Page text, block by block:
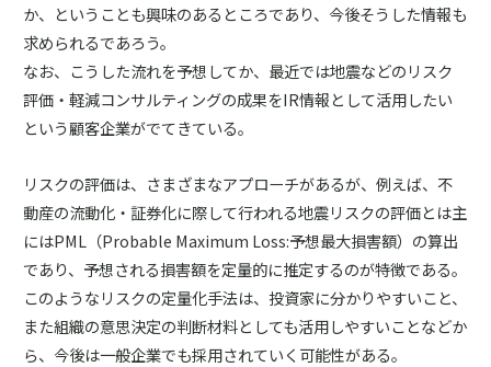
か、ということも興味のあるところであり、今後そうした情報も
求められるであろう。
なお、こうした流れを予想してか、最近では地震などのリスク
評価・軽減コンサルティングの成果をIR情報として活用したい
という顧客企業がでてきている。
リスクの評価は、さまざまなアプローチがあるが、例えば、不
動産の流動化・証券化に際して行われる地震リスクの評価とは主
にはPML（Probable Maximum Loss:予想最大損害額）の算出
であり、予想される損害額を定量的に推定するのが特徴である。
このようなリスクの定量化手法は、投資家に分かりやすいこと、
また組織の意思決定の判断材料としても活用しやすいことなどか
ら、今後は一般企業でも採用されていく可能性がある。